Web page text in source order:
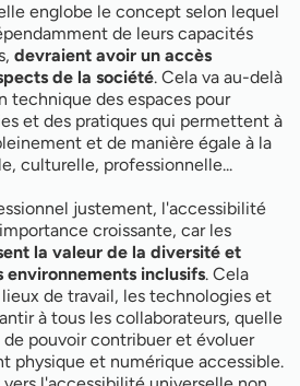
englobe le concept selon lequel
de leurs capacités
devraient avoir un accès
de la société. Cela va au-delà
technique des espaces pour
et des pratiques qui permettent à
et de manière égale à la
culturelle, professionnelle...
justement, l'accessibilité
croissante, car les
la valeur de la diversité et
inclusifs. Cela
de travail, les technologies et
à tous les collaborateurs, quelle
pouvoir contribuer et évoluer
physique et numérique accessible.